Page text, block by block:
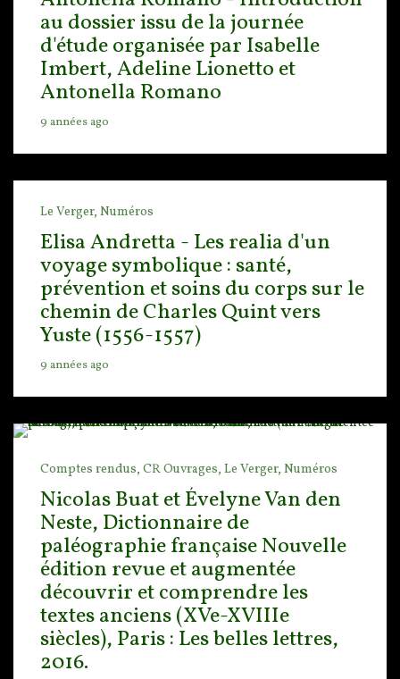
au dossier issu de la journée
d'étude organisée par Isabelle
Imbert, Adeline Lionetto et
Antonella Romano
9 années ago
Le Verger, Numéros
Elisa Andretta - Les realia d'un
voyage symbolique : santé,
prévention et soins du corps sur le
chemin de Charles Quint vers
Yuste (1556-1557)
9 années ago
Comptes rendus, CR Ouvrages, Le Verger, Numéros
Nicolas Buat et Évelyne Van den
Neste, Dictionnaire de
paléographie française Nouvelle
édition revue et augmentée
découvrir et comprendre les
textes anciens (XVe-XVIIIe
siècles), Paris : Les belles lettres,
2016.